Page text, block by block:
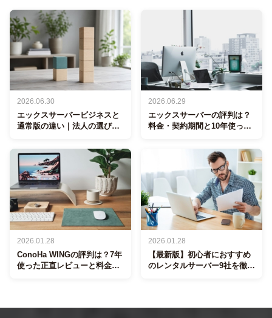
2026.06.30
エックスサーバービジネスと
通常版の違い｜法人の選び方
2026.06.29
エックスサーバーの評判は？
料金・契約期間と10年使った
2026.01.28
ConoHa WINGの評判は？7年
使った正直レビューと料金・
2026.01.28
【最新版】初心者におすすめ
のレンタルサーバー9社を徹底